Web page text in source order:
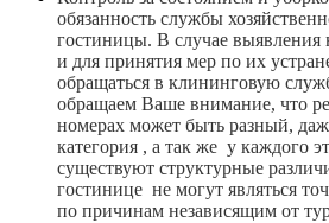
обязанность службы
гостиницы. В случае выявления
и для принятия мер по их
обращаться в клининговую
обращаем Ваше внимание, что
номерах может быть разный,
категория , а так же у каждого
существуют структурные
гостинице не могут являться
по причинам независящим от